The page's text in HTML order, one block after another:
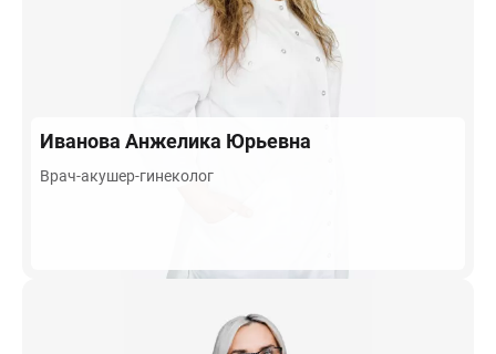
Иванова Анжелика Юрьевна
Врач-акушер-гинеколог